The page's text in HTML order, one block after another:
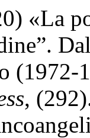
«La
(1972-
,